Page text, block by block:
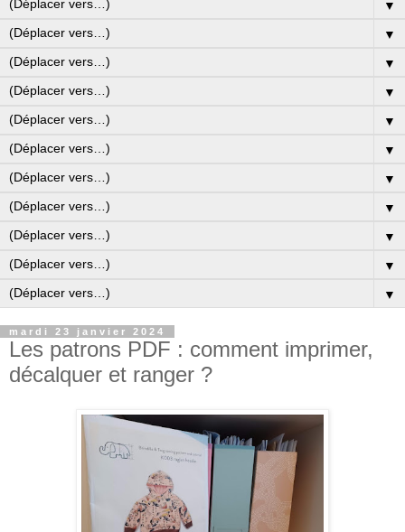
▼
▼
▼
▼
▼
▼
▼
▼
▼
▼
▼
mardi 23 janvier 2024
Les patrons PDF : comment imprimer,
décalquer et ranger ?